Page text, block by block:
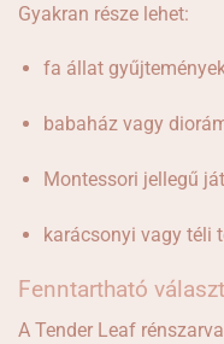
Gyakran része lehet:
fa állat
babaház vagy
Montessori jellegű
karácsonyi vagy téli
Fenntartható
A Tender Leaf